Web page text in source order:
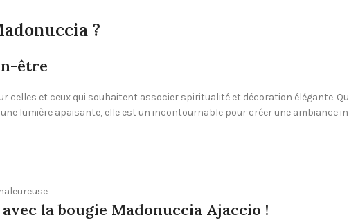
?
être
celles et ceux qui souhaitent associer spiritualité et décoration élégante.
lumière apaisante, elle est un incontournable pour créer une ambiance
la bougie Madonuccia Ajaccio !